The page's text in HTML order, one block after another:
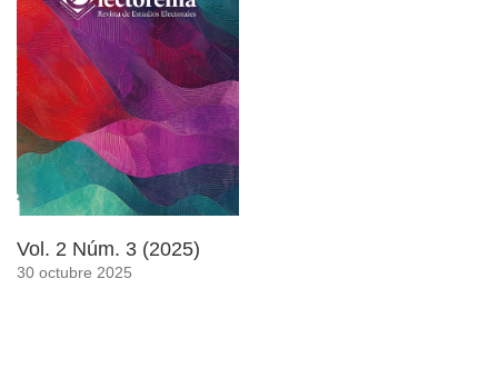
Vol. 2 Núm. 3 (2025)
30 octubre 2025